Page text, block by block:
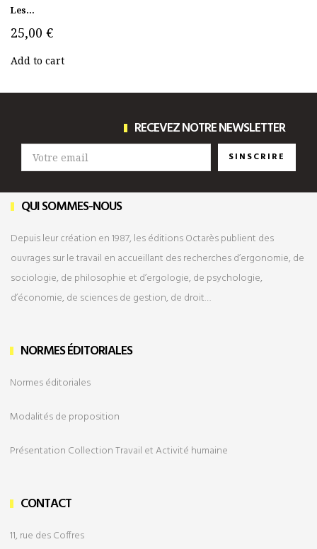
Les...
25,00 €
Add to cart
RECEVEZ NOTRE NEWSLETTER
SINSCRIRE
QUI SOMMES-NOUS
Depuis leur création en 1987, les éditions Octarès publient des
ouvrages sur le travail en accueillant des recherches d’ergonomie, de
sociologie, de philosophie et d’ergologie, de psychologie,
d’économie, de sciences de gestion, de droit…
NORMES ÉDITORIALES
Normes éditoriales
Modalités de proposition
Présentation Collection Travail et Activité humaine
CONTACT
11, rue des Coffres